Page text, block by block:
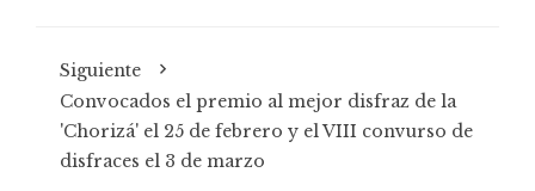
Siguiente
Convocados el premio al mejor disfraz de la
'Chorizá' el 25 de febrero y el VIII convurso de
disfraces el 3 de marzo